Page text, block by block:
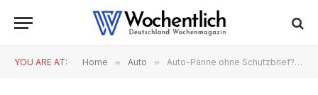
YOU ARE AT: Home » Auto » Auto-Panne ohne Schutzbrief? Tipps für den Ernstfall